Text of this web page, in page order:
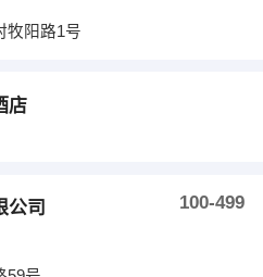
牧阳路1号
店
公司 100-499